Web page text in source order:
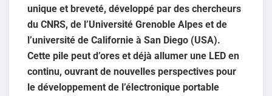
unique et breveté, développé par des chercheurs
du CNRS, de l’Université Grenoble Alpes et de
l’université de Californie à San Diego (USA).
Cette pile peut d’ores et déjà allumer une LED en
continu, ouvrant de nouvelles perspectives pour
le développement de l’électronique portable